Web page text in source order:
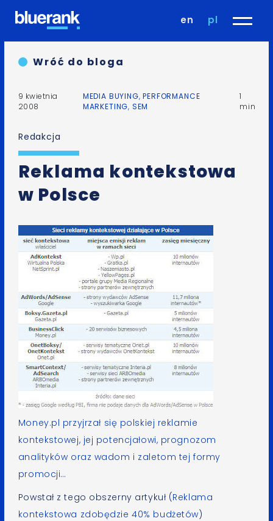
en pl
Wróć do bloga
9 kwietnia
2008
MEDIA BUYING,PERFORMANCE
MARKETING, SEM
1
min
Redakcja
Reklama kontekstowa
w Polsce
Money.pl przyjrzał się polskiej reklamie
kontekstowej, jej potencjałowi, prognozom
analityków oraz wadom i zaletom tej formy
promocji…
Powstał z tego obszerny artykuł (Reklama
kontekstowa zdobędzie 40% budżetów)